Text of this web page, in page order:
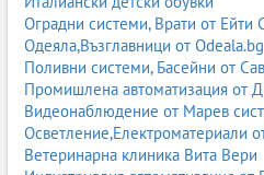
Подходящи за петна, освежаване
прахове и гелове
петнопочистващи препарати
препарати за килими и
7. Дезинфектанти и биоциди
Оградни системи, Врати от Ейти
Одеяла,Възглавници от Odeala.bg
Поливни системи, Басейни от
Промишлена автоматизация от
Видеонаблюдение от Марев
Осветление,Електроматериали
Ветеринарна клиника Вита Вери